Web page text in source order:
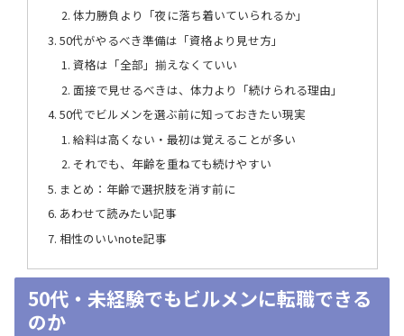
体力勝負より「夜に落ち着いていられるか」
50代がやるべき準備は「資格より見せ方」
資格は「全部」揃えなくていい
面接で見せるべきは、体力より「続けられる理由」
50代でビルメンを選ぶ前に知っておきたい現実
給料は高くない・最初は覚えることが多い
それでも、年齢を重ねても続けやすい
まとめ：年齢で選択肢を消す前に
あわせて読みたい記事
相性のいいnote記事
50代・未経験でもビルメンに転職できる
のか